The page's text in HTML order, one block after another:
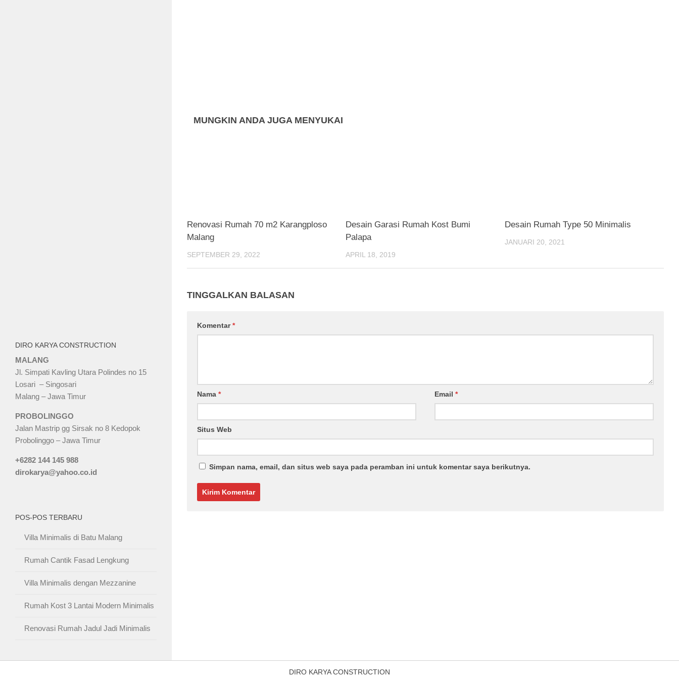
MUNGKIN ANDA JUGA MENYUKAI
Renovasi Rumah 70 m2 Karangploso
Malang
SEPTEMBER 29, 2022
Desain Garasi Rumah Kost Bumi
Palapa
APRIL 18, 2019
Desain Rumah Type 50 Minimalis
JANUARI 20, 2021
TINGGALKAN BALASAN
Komentar*
Nama * Email*
Situs Web
Simpan nama, email, dan situs web saya pada peramban ini untuk komentar saya berikutnya.
DIRO KARYA CONSTRUCTION
MALANG
Jl. Simpati Kavling Utara Polindes no 15
Losari – Singosari
Malang – Jawa Timur
PROBOLINGGO
Jalan Mastrip gg Sirsak no 8 Kedopok
Probolinggo – Jawa Timur
+6282 144 145 988
dirokarya@yahoo.co.id
POS-POS TERBARU
Villa Minimalis di Batu Malang
Rumah Cantik Fasad Lengkung
Villa Minimalis dengan Mezzanine
Rumah Kost 3 Lantai Modern Minimalis
Renovasi Rumah Jadul Jadi Minimalis
DIRO KARYA CONSTRUCTION